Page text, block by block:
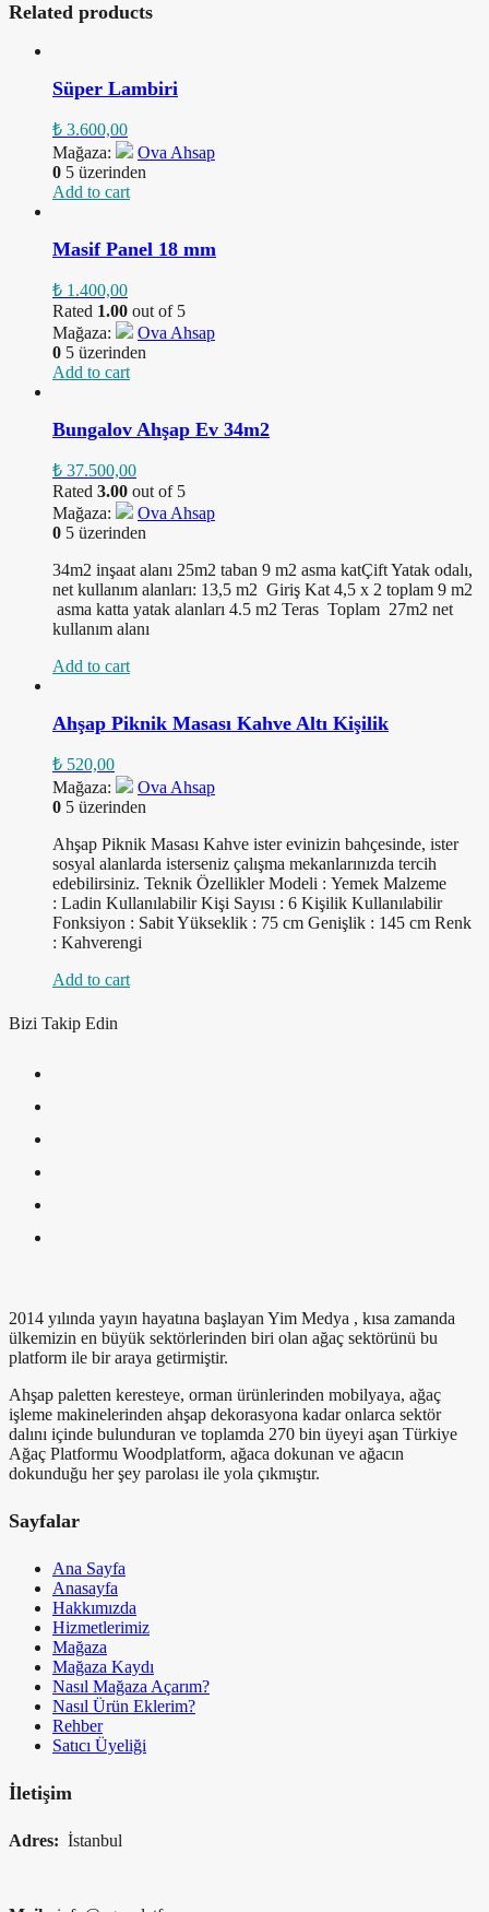
Related products
Süper Lambiri
₺ 3.600,00
Mağaza:
Ova Ahsap
0 5 üzerinden
Add to cart
Masif Panel 18 mm
₺ 1.400,00
Rated 1.00 out of 5
Mağaza:
Ova Ahsap
0 5 üzerinden
Add to cart
Bungalov Ahşap Ev 34m2
₺ 37.500,00
Rated 3.00 out of 5
Mağaza:
Ova Ahsap
0 5 üzerinden
34m2 inşaat alanı 25m2 taban 9 m2 asma katÇift Yatak odalı,
net kullanım alanları: 13,5 m2 Giriş Kat 4,5 x 2 toplam 9 m2
asma katta yatak alanları 4.5 m2 Teras Toplam 27m2 net
kullanım alanı
Add to cart
Ahşap Piknik Masası Kahve Altı Kişilik
₺ 520,00
Mağaza:
Ova Ahsap
0 5 üzerinden
Ahşap Piknik Masası Kahve ister evinizin bahçesinde, ister
sosyal alanlarda isterseniz çalışma mekanlarınızda tercih
edebilirsiniz. Teknik Özellikler Modeli : Yemek Malzeme
: Ladin Kullanılabilir Kişi Sayısı : 6 Kişilik Kullanılabilir
Fonksiyon : Sabit Yükseklik : 75 cm Genişlik : 145 cm Renk
: Kahverengi
Add to cart
Bizi Takip Edin
2014 yılında yayın hayatına başlayan Yim Medya , kısa zamanda
ülkemizin en büyük sektörlerinden biri olan ağaç sektörünü bu
platform ile bir araya getirmiştir.
Ahşap paletten keresteye, orman ürünlerinden mobilyaya, ağaç
işleme makinelerinden ahşap dekorasyona kadar onlarca sektör
dalını içinde bulunduran ve toplamda 270 bin üyeyi aşan Türkiye
Ağaç Platformu Woodplatform, ağaca dokunan ve ağacın
dokunduğu her şey parolası ile yola çıkmıştır.
Sayfalar
Ana Sayfa
Anasayfa
Hakkımızda
Hizmetlerimiz
Mağaza
Mağaza Kaydı
Nasıl Mağaza Açarım?
Nasıl Ürün Eklerim?
Rehber
Satıcı Üyeliği
İletişim
Adres: İstanbul